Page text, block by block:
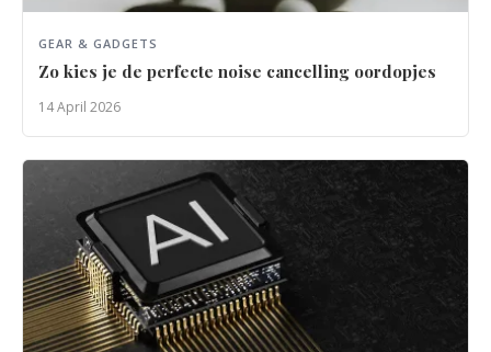
GEAR & GADGETS
Zo kies je de perfecte noise cancelling oordopjes
14 April 2026